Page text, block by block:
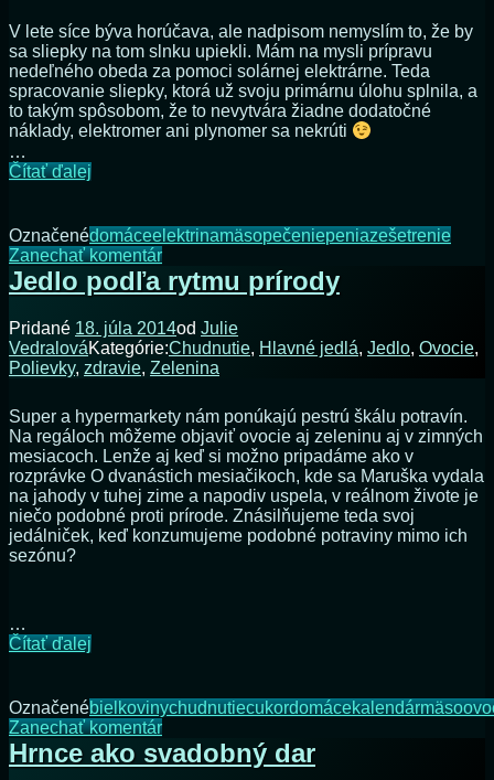
kuchyňu
V lete síce býva horúčava, ale nadpisom nemyslím to, že by
sa sliepky na tom slnku upiekli. Mám na mysli prípravu
nedeľného obeda za pomoci solárnej elektrárne. Teda
spracovanie sliepky, ktorá už svoju primárnu úlohu splnila, a
to takým spôsobom, že to nevytvára žiadne dodatočné
náklady, elektromer ani plynomer sa nekrúti
…
Čítať ďalejSlnkom
Označenédomáceelektrinamäsopečeniepeniazešetrenie
Zanechať komentárna
Slnkom
pečená
Jedlo podľa rytmu prírody
Pridané 18. júla 2014od Julie
VedralováKategórie:Chudnutie, Hlavné jedlá, Jedlo, Ovocie,
Polievky, zdravie, Zelenina
Super a hypermarkety nám ponúkajú pestrú škálu potravín.
Na regáloch môžeme objaviť ovocie aj zeleninu aj v zimných
mesiacoch. Lenže aj keď si možno pripadáme ako v
rozprávke O dvanástich mesiačikoch, kde sa Maruška vydala
na jahody v tuhej zime a napodiv uspela, v reálnom živote je
niečo podobné proti prírode. Znásilňujeme teda svoj
jedálniček, keď konzumujeme podobné potraviny mimo ich
sezónu?
…
Čítať ďalejJedlo
prírody
Označenébielkovinychudnutiecukordomácekalendármäso
Zanechať komentárna
Jedlo
podľa
Hrnce ako svadobný dar